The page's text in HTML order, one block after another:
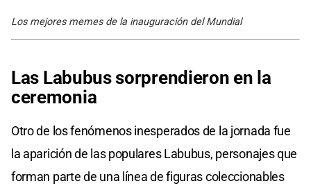
Los mejores memes de la inauguración del Mundial
Las Labubus sorprendieron en la
ceremonia
Otro de los fenómenos inesperados de la jornada fue
la aparición de las populares Labubus, personajes que
forman parte de una línea de figuras coleccionables